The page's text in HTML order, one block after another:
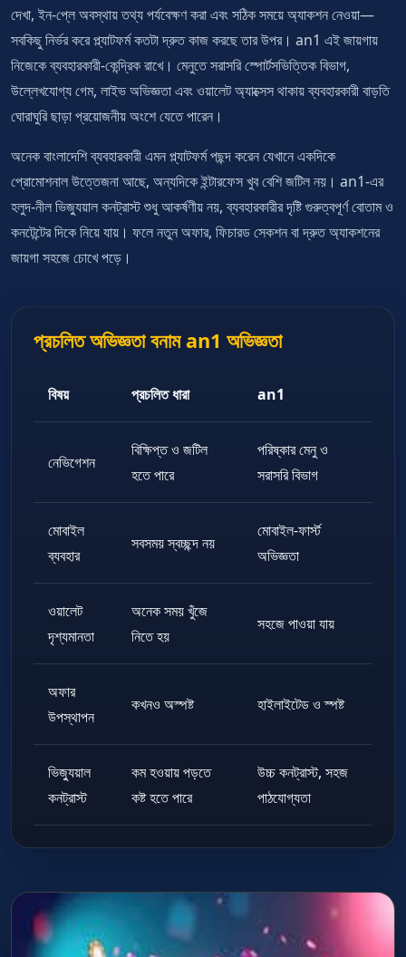
দেখা, ইন-প্লে অবস্থায় তথ্য পর্যবেক্ষণ করা এবং সঠিক সময়ে অ্যাকশন নেওয়া—
সবকিছু নির্ভর করে প্ল্যাটফর্ম কতটা দ্রুত কাজ করছে তার উপর। an1 এই জায়গায়
নিজেকে ব্যবহারকারী-কেন্দ্রিক রাখে। মেনুতে সরাসরি স্পোর্টসভিত্তিক বিভাগ,
উল্লেখযোগ্য গেম, লাইভ অভিজ্ঞতা এবং ওয়ালেট অ্যাক্সেস থাকায় ব্যবহারকারী বাড়তি
ঘোরাঘুরি ছাড়া প্রয়োজনীয় অংশে যেতে পারেন।
অনেক বাংলাদেশি ব্যবহারকারী এমন প্ল্যাটফর্ম পছন্দ করেন যেখানে একদিকে
প্রোমোশনাল উত্তেজনা আছে, অন্যদিকে ইন্টারফেস খুব বেশি জটিল নয়। an1-এর
হলুদ-নীল ভিজ্যুয়াল কনট্রাস্ট শুধু আকর্ষণীয় নয়, ব্যবহারকারীর দৃষ্টি গুরুত্বপূর্ণ বোতাম ও
কনটেন্টের দিকে নিয়ে যায়। ফলে নতুন অফার, ফিচারড সেকশন বা দ্রুত অ্যাকশনের
জায়গা সহজে চোখে পড়ে।
প্রচলিত অভিজ্ঞতা বনাম an1 অভিজ্ঞতা
বিষয় প্রচলিত ধারা an1
নেভিগেশন
বিক্ষিপ্ত ও জটিল
হতে পারে
পরিষ্কার মেনু ও
সরাসরি বিভাগ
মোবাইল
ব্যবহার
সবসময় স্বচ্ছন্দ নয়
মোবাইল-ফার্স্ট
অভিজ্ঞতা
ওয়ালেট
দৃশ্যমানতা
অনেক সময় খুঁজে
নিতে হয়
সহজে পাওয়া যায়
অফার
উপস্থাপন
কখনও অস্পষ্ট হাইলাইটেড ও স্পষ্ট
ভিজ্যুয়াল
কনট্রাস্ট
কম হওয়ায় পড়তে
কষ্ট হতে পারে
উচ্চ কনট্রাস্ট, সহজ
পাঠযোগ্যতা